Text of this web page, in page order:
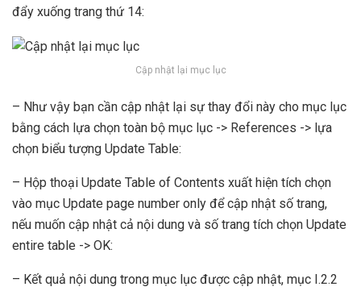
đẩy xuống trang thứ 14:
Cập nhật lại mục lục
– Như vậy bạn cần cập nhật lại sự thay đổi này cho mục lục
bằng cách lựa chọn toàn bộ mục lục -> References -> lựa
chọn biểu tượng Update Table:
– Hộp thoại Update Table of Contents xuất hiện tích chọn
vào mục Update page number only để cập nhật số trang,
nếu muốn cập nhật cả nội dung và số trang tích chọn Update
entire table -> OK:
– Kết quả nội dung trong mục lục được cập nhật, mục I.2.2